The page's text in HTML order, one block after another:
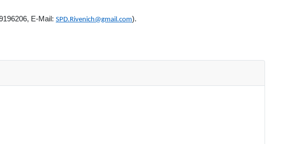
E-Mail: SPD.Rivenich@gmail.com).